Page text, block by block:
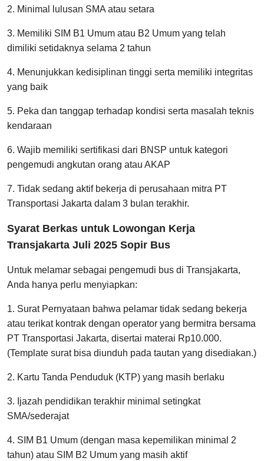
2. Minimal lulusan SMA atau setara
3. Memiliki SIM B1 Umum atau B2 Umum yang telah
dimiliki setidaknya selama 2 tahun
4. Menunjukkan kedisiplinan tinggi serta memiliki integritas
yang baik
5. Peka dan tanggap terhadap kondisi serta masalah teknis
kendaraan
6. Wajib memiliki sertifikasi dari BNSP untuk kategori
pengemudi angkutan orang atau AKAP
7. Tidak sedang aktif bekerja di perusahaan mitra PT
Transportasi Jakarta dalam 3 bulan terakhir.
Syarat Berkas untuk Lowongan Kerja
Transjakarta Juli 2025 Sopir Bus
Untuk melamar sebagai pengemudi bus di Transjakarta,
Anda hanya perlu menyiapkan:
1. Surat Pernyataan bahwa pelamar tidak sedang bekerja
atau terikat kontrak dengan operator yang bermitra bersama
PT Transportasi Jakarta, disertai materai Rp10.000.
(Template surat bisa diunduh pada tautan yang disediakan.)
2. Kartu Tanda Penduduk (KTP) yang masih berlaku
3. Ijazah pendidikan terakhir minimal setingkat
SMA/sederajat
4. SIM B1 Umum (dengan masa kepemilikan minimal 2
tahun) atau SIM B2 Umum yang masih aktif